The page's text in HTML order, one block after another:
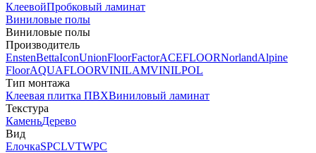
КлеевойПробковый ламинат
Виниловые полы
Виниловые полы
Производитель
EnstenBettaIconUnionFloorFactorACEFLOORNorlandAlpine
FloorAQUAFLOORVINILAMVINILPOL
Тип монтажа
Клеевая плитка ПВХВиниловый ламинат
Текстура
КаменьДерево
Вид
ЕлочкаSPCLVTWPC